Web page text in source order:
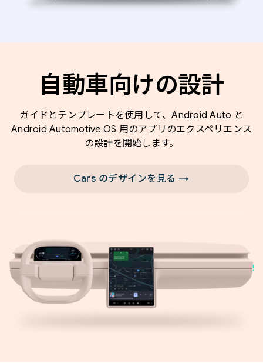
自動車向けの設計
ガイドとテンプレートを使用して、Android Auto と
Android Automotive OS 用のアプリのエクスペリエンス
の設計を開始します。
Cars のデザインを見る →